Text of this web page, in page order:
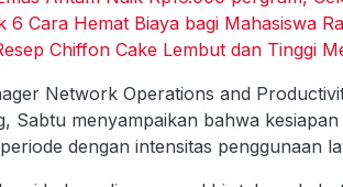
6 Cara Hemat Biaya bagi Mahasiswa
Chiffon Cake Lembut dan Tinggi
Network Operations and
Sabtu menyampaikan bahwa
dengan intensitas penggunaan